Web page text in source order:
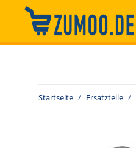
Startseite Ersatzteile